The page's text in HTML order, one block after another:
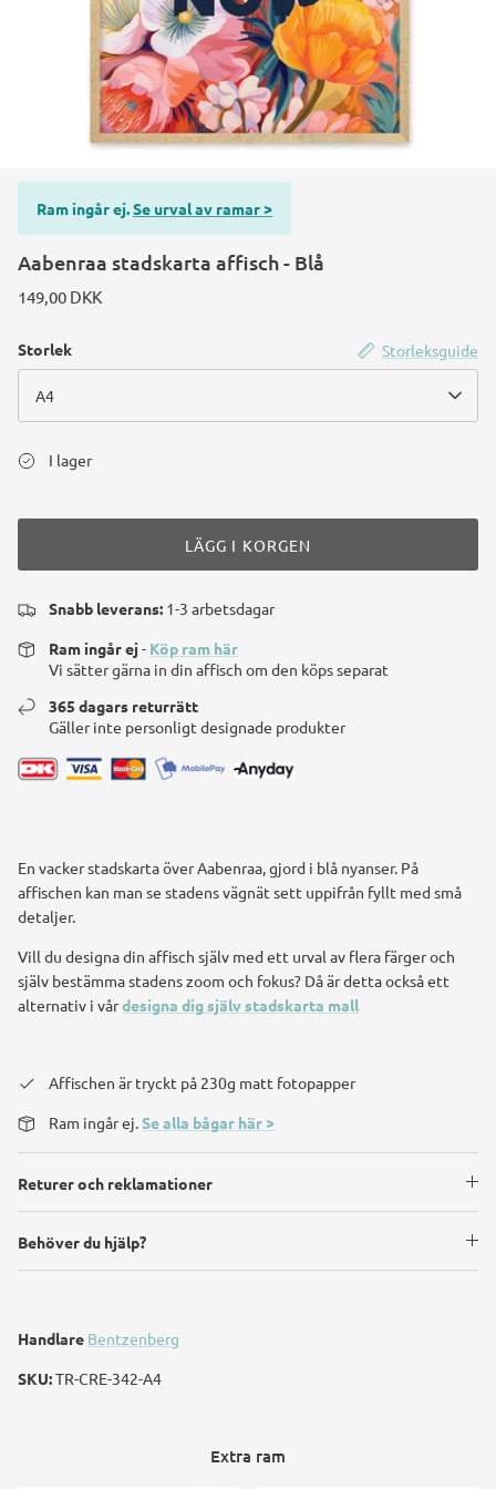
Ram ingår ej.Se urval av ramar >
Aabenraa stadskarta affisch - Blå
149,00 DKK
Storleksguide
Storlek
A4
I lager
LÄGG I KORGEN
Snabb leverans: 1-3 arbetsdagar
Ram ingår ej - Köp ram här
Vi sätter gärna in din affisch om den köps separat
365 dagars returrätt
Gäller inte personligt designade produkter
En vacker stadskarta över Aabenraa, gjord i blå nyanser. På
affischen kan man se stadens vägnät sett uppifrån fyllt med små
detaljer.
Vill du designa din affisch själv med ett urval av flera färger och
själv bestämma stadens zoom och fokus? Då är detta också ett
alternativ i vårdesigna dig själv stadskarta mall
Affischen är tryckt på 230g matt fotopapper
Ram ingår ej.Se alla bågar här >
Returer och reklamationer
Behöver du hjälp?
Handlare Bentzenberg
SKU:TR-CRE-342-A4
Extra ram